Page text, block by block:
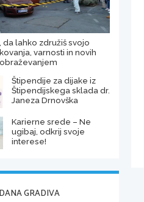
da lahko združiš svojo
varnosti in novih
Štipendije za dijake iz
Štipendijskega sklada dr.
Janeza Drnovška
Karierne srede – Ne
ugibaj, odkrij svoje
interese!
GRADIVA